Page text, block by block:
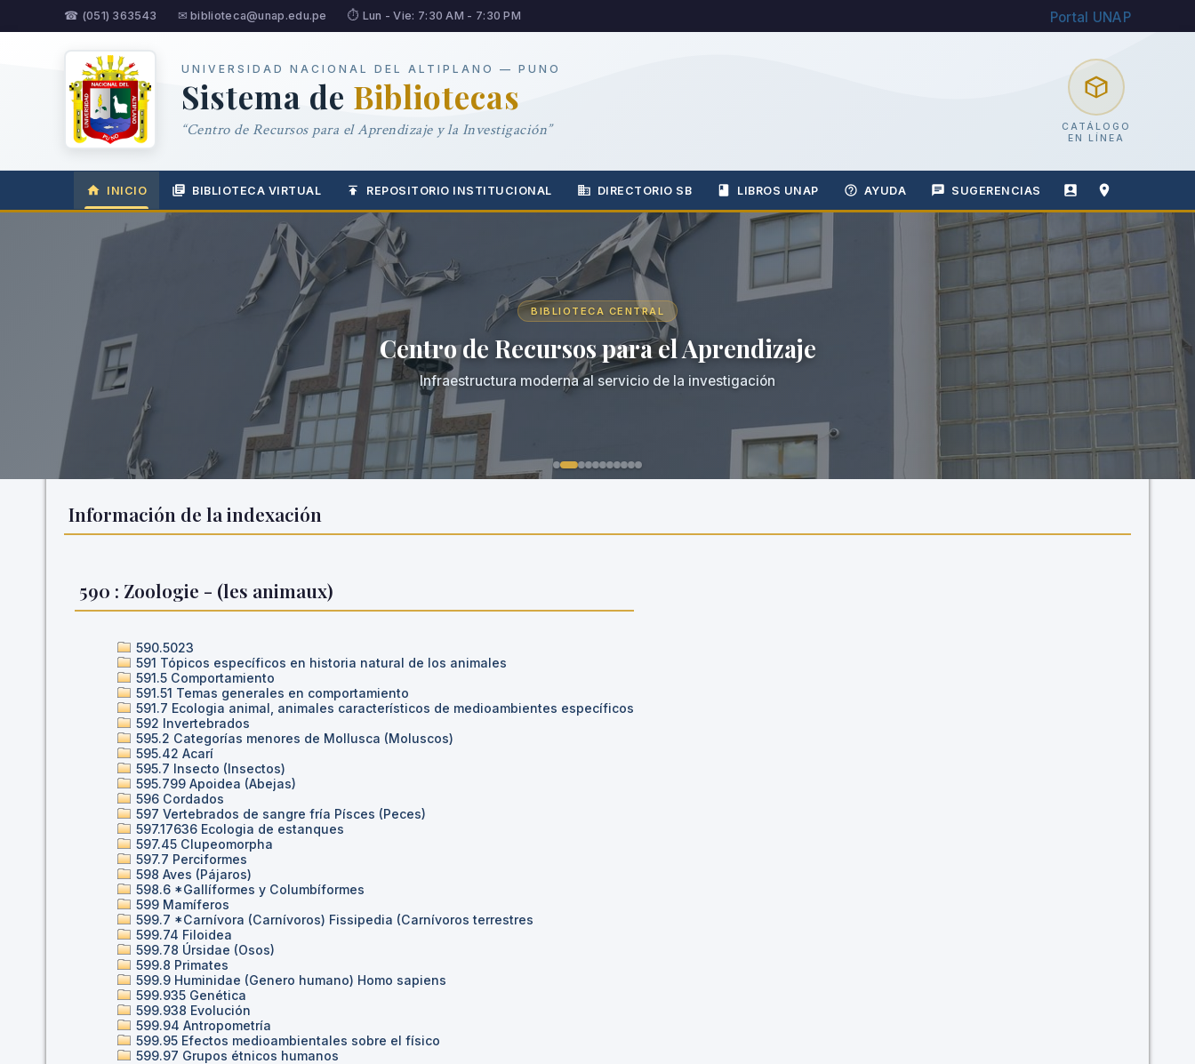
☎ (051) 363543 ✉ biblioteca@unap.edu.pe ⏱ Lun - Vie: 7:30 AM - 7:30 PM Portal UNAP
UNIVERSIDAD NACIONAL DEL ALTIPLANO — PUNO
Sistema de Bibliotecas
“Centro de Recursos para el Aprendizaje y la Investigación”
CATÁLOGO
EN LÍNEA
INICIO BIBLIOTECA VIRTUAL REPOSITORIO INSTITUCIONAL DIRECTORIO SB LIBROS UNAP AYUDA SUGERENCIAS
SALA DE LECTURA
Espacios para el Estudio e
Ambientes cómodos y equipados para nuestros
Información de la indexación
590 : Zoologie - (les animaux)
590.5023
591 Tópicos específicos en historia natural de los animales
591.5 Comportamiento
591.51 Temas generales en comportamiento
591.7 Ecologia animal, animales característicos de medioambientes específicos
592 Invertebrados
595.2 Categorías menores de Mollusca (Moluscos)
595.42 Acarí
595.7 Insecto (Insectos)
595.799 Apoidea (Abejas)
596 Cordados
597 Vertebrados de sangre fría Písces (Peces)
597.17636 Ecologia de estanques
597.45 Clupeomorpha
597.7 Perciformes
598 Aves (Pájaros)
598.6 *Gallíformes y Columbíformes
599 Mamíferos
599.7 *Carnívora (Carnívoros) Fissipedia (Carnívoros terrestres
599.74 Filoidea
599.78 Úrsidae (Osos)
599.8 Primates
599.9 Huminidae (Genero humano) Homo sapiens
599.935 Genética
599.938 Evolución
599.94 Antropometría
599.95 Efectos medioambientales sobre el físico
599.97 Grupos étnicos humanos